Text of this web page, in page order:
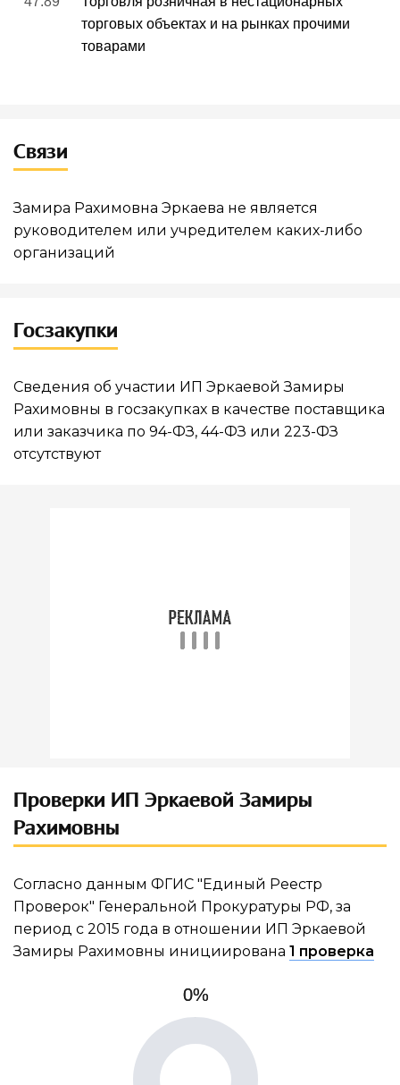
торговых объектах и на рынках прочими
товарами
Связи
Замира Рахимовна Эркаева не является
руководителем или учредителем каких-либо
организаций
Госзакупки
Сведения об участии ИП Эркаевой Замиры
Рахимовны в госзакупках в качестве поставщика
или заказчика по 94-ФЗ, 44-ФЗ или 223-ФЗ
отсутствуют
Проверки ИП Эркаевой Замиры
Рахимовны
Согласно данным ФГИС "Единый Реестр
Проверок" Генеральной Прокуратуры РФ, за
период с 2015 года в отношении ИП Эркаевой
Замиры Рахимовны инициирована 1 проверка
0%
0%